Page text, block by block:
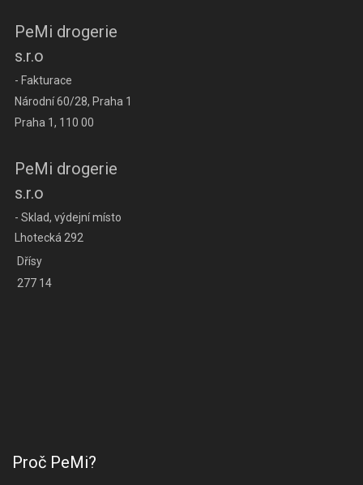
PeMi drogerie
s.r.o
- Fakturace
Národní 60/28, Praha 1
Praha 1, 110 00
PeMi drogerie
s.r.o
- Sklad, výdejní místo
Lhotecká 292
Dřísy
277 14
Proč PeMi?